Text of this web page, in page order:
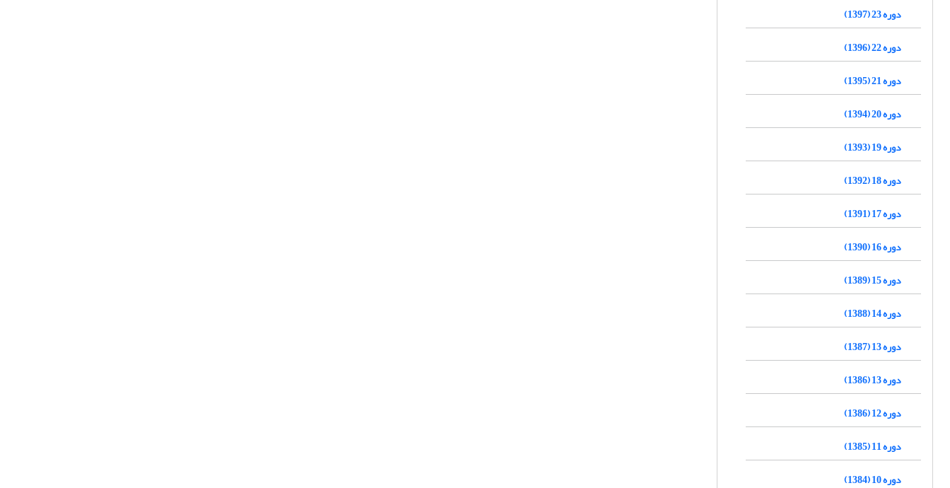
دوره 23 (1397)
دوره 22 (1396)
دوره 21 (1395)
دوره 20 (1394)
دوره 19 (1393)
دوره 18 (1392)
دوره 17 (1391)
دوره 16 (1390)
دوره 15 (1389)
دوره 14 (1388)
دوره 13 (1387)
دوره 13 (1386)
دوره 12 (1386)
دوره 11 (1385)
دوره 10 (1384)